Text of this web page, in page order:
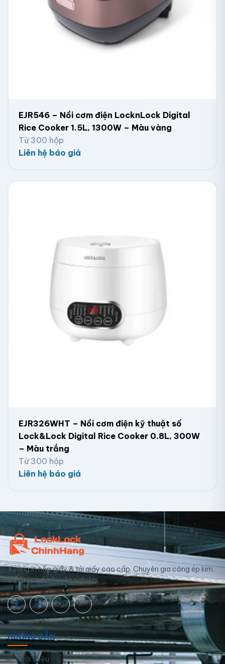
EJR546 – Nồi cơm điện LocknLock Digital
Rice Cooker 1.5L, 1300W – Màu vàng
Từ 300 hộp
Liên hệ báo giá
EJR326WHT – Nồi cơm điện kỹ thuật số
Lock&Lock Digital Rice Cooker 0.8L, 300W
– Màu trắng
Từ 300 hộp
Liên hệ báo giá
Xưởng in hộp giấy & túi giấy cao cấp. Chuyên gia công ép kim,
UV, dập nổi chuyên nghiệp.
HƯỚNG DẪN
Giới thiệu